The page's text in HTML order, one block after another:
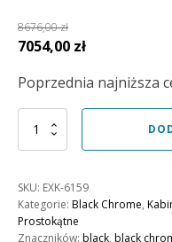
8676,00zł
Pierwotna
wynosiła:
8676,00 zł.
7054,00 złAktualna
wynosi:
7054,00 zł.
Poprzednia najniższa
ilość
Black
Chrome
100
SKU: EXK-6159
Kategorie: Black Chrome,
Prostokątne
Znaczników: black, black